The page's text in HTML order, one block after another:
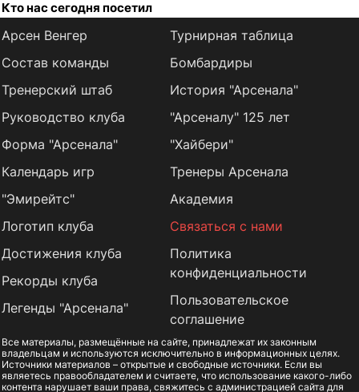
Кто нас сегодня посетил
Арсен Венгер
Состав команды
Тренерский штаб
Руководство клуба
Форма "Арсенала"
Календарь игр
Турнирная таблица
Бомбардиры
История "Арсенала"
"Арсеналу" 125 лет
"Хайбери"
Тренеры Арсенала
"Эмирейтс"
Логотип клуба
Достижения клуба
Рекорды клуба
Легенды "Арсенала"
Академия
Связаться с нами
Политика
конфиденциальности
Пользовательское
соглашение
Все материалы, размещённые на сайте, принадлежат их законным
владельцам и используются исключительно в информационных целях.
Источники материалов – открытые и свободные источники. Если вы
являетесь правообладателем и считаете, что использование какого-либо
контента нарушает ваши права, свяжитесь с администрацией сайта для